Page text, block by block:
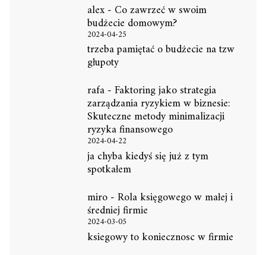
alex- Co zawrzeć w swoim
budżecie domowym?
2024-04-25
trzeba pamiętać o budżecie na tzw
głupoty
rafa-Faktoring jako strategia
zarządzania ryzykiem w biznesie:
Skuteczne metody minimalizacji
ryzyka finansowego
2024-04-22
ja chyba kiedyś się już z tym
spotkałem
miro-Rola księgowego w małej i
średniej firmie
2024-03-05
ksiegowy to koniecznosc w firmie